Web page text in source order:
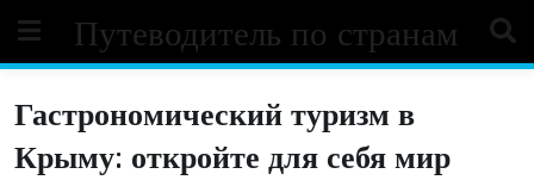
content
Путеводитель по странам
Гастрономический туризм в
Крыму: откройте для себя мир